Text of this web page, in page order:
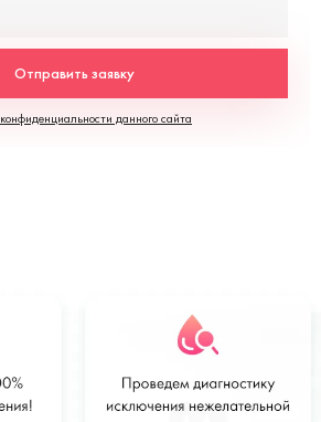
Отправить заявку
конфиденциальности данного сайта